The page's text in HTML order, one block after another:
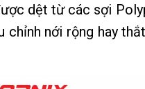
dệt từ các sợi
chỉnh nới rộng hay